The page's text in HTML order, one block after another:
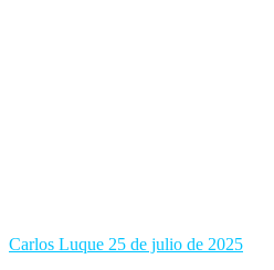
Carlos Luque 25 de julio de 2025